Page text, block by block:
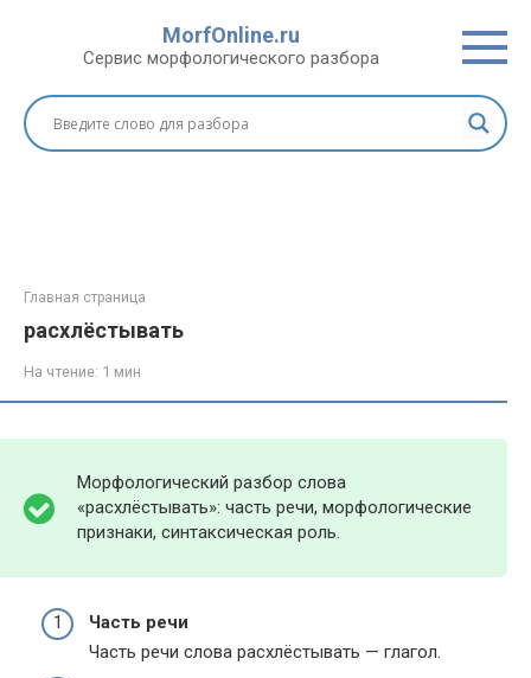
MorfOnline.ru
Сервис морфологического разбора
Главная страница
расхлёстывать
На чтение: 1 мин
Морфологический разбор слова
«расхлёстывать»: часть речи, морфологические
признаки, синтаксическая роль.
Часть речи
Часть речи слова расхлёстывать — глагол.